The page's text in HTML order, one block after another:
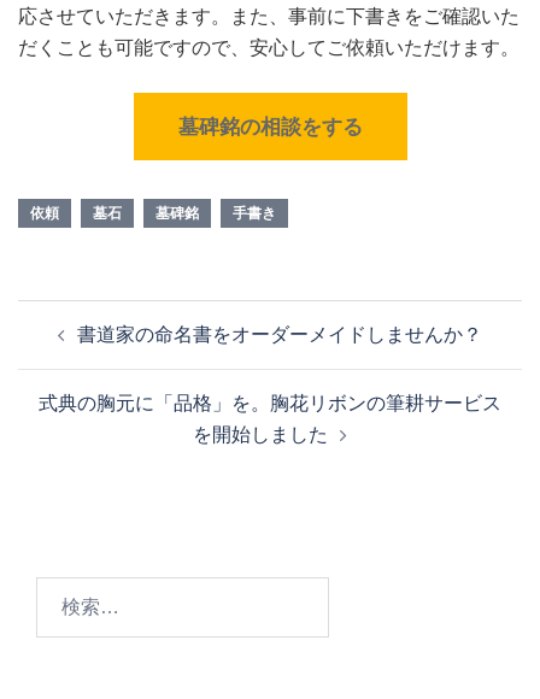
応させていただきます。また、事前に下書きをご確認いた
だくことも可能ですので、安心してご依頼いただけます。
墓碑銘の相談をする
依頼 墓石 墓碑銘 手書き
ビ
ン
書道家の命名書をオーダーメイドしませんか？
式典の胸元に「品格」を。胸花リボンの筆耕サービス
を開始しました